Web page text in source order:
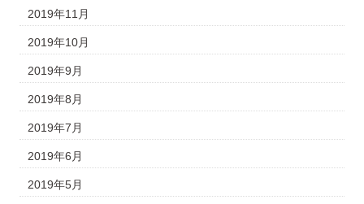
2019年11月
2019年10月
2019年9月
2019年8月
2019年7月
2019年6月
2019年5月